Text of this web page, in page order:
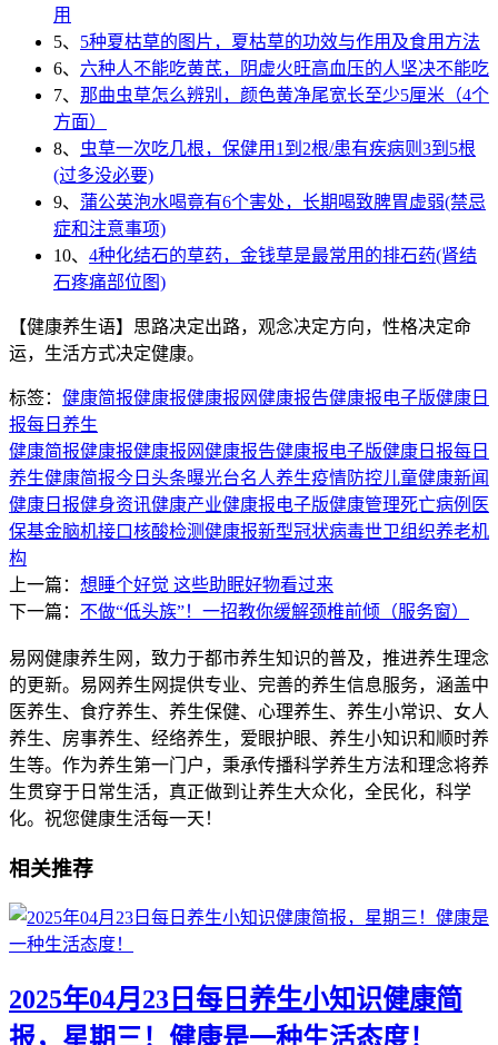
用
5、 5种夏枯草的图片，夏枯草的功效与作用及食用方法
6、 六种人不能吃黄芪，阴虚火旺高血压的人坚决不能吃
7、 那曲虫草怎么辨别，颜色黄净尾宽长至少5厘米（4个
方面）
8、
虫草一次吃几根，保健用1到2根/患有疾病则3到5根
(过多没必要)
9、 蒲公英泡水喝竟有6个害处，长期喝致脾胃虚弱(禁忌
症和注意事项)
10、 4种化结石的草药，金钱草是最常用的排石药(肾结
石疼痛部位图)
【健康养生语】思路决定出路，观念决定方向，性格决定命
运，生活方式决定健康。
标签： 健康简报健康报健康报网健康报告健康报电子版健康日
报每日养生
健康简报健康报健康报网健康报告健康报电子版健康日报每日
养生健康简报今日头条曝光台名人养生疫情防控儿童健康新闻
健康日报健身资讯健康产业健康报电子版健康管理死亡病例 医
保基金脑机接口核酸检测健康报新型冠状病毒世卫组织养老机
构
上一篇： 想睡个好觉 这些助眠好物看过来
下一篇： 不做“低头族”！一招教你缓解颈椎前倾（服务窗）
易网健康养生网，致力于都市养生知识的普及，推进养生理念
的更新。易网养生网提供专业、完善的养生信息服务，涵盖中
医养生、食疗养生、养生保健、心理养生、养生小常识、女人
养生、房事养生、经络养生，爱眼护眼、养生小知识和顺时养
生等。作为养生第一门户，秉承传播科学养生方法和理念将养
生贯穿于日常生活，真正做到让养生大众化，全民化，科学
化。祝您健康生活每一天！
相关推荐
2025年04月23日每日养生小知识健康简
报，星期三！健康是一种生活态度！